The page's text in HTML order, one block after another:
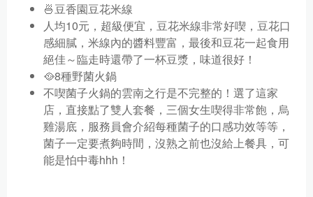
🍜豆香園豆花米線
人均10元，超級便宜，豆花米線非常好喫，豆花口
感細膩，米線內的醬料豐富，最後和豆花一起食用
絕佳～臨走時還帶了一杯豆漿，味道很好！
🥘8種野菌火鍋
不喫菌子火鍋的雲南之行是不完整的！選了這家
店，直接點了雙人套餐，三個女生喫得非常飽，烏
雞湯底，服務員會介紹每種菌子的口感功效等等，
菌子一定要煮夠時間，沒熟之前也沒給上餐具，可
能是怕中毒hhh！